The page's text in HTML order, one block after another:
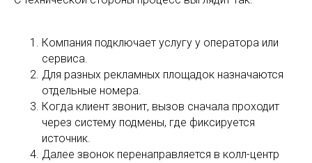
Компания подключает услугу у оператора или
сервиса.
Для разных рекламных площадок назначаются
отдельные номера.
Когда клиент звонит, вызов сначала проходит
через систему подмены, где фиксируется
источник.
Далее звонок перенаправляется в колл-центр